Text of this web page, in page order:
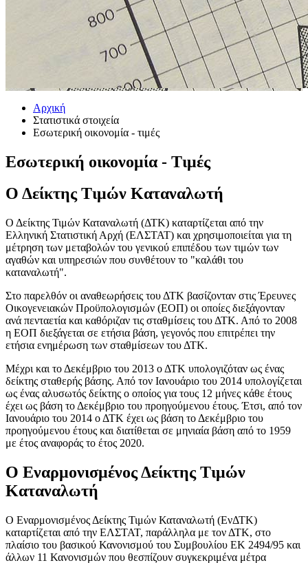
Αρχική
Στατιστικά στοιχεία
Εσωτερική οικονομία - τιμές
Εσωτερική οικονομία - Τιμές
Ο Δείκτης Τιμών Καταναλωτή
Ο Δείκτης Τιμών Καταναλωτή (ΔΤΚ) καταρτίζεται από την
Ελληνική Στατιστική Αρχή (ΕΛΣΤΑΤ) και χρησιμοποιείται για τη
μέτρηση των μεταβολών του γενικού επιπέδου των τιμών των
αγαθών και υπηρεσιών που συνθέτουν το "καλάθι του
καταναλωτή".
Στο παρελθόν οι αναθεωρήσεις του ΔΤΚ βασίζονταν στις Έρευνες
Οικογενειακών Προϋπολογισμών (ΕΟΠ) οι οποίες διεξάγονταν
ανά πενταετία και καθόριζαν τις σταθμίσεις του ΔΤΚ. Από το 2008
η ΕΟΠ διεξάγεται σε ετήσια βάση, γεγονός που επιτρέπει την
ετήσια ενημέρωση των σταθμίσεων του ΔΤΚ.
Μέχρι και το Δεκέμβριο του 2013 ο ΔΤΚ υπολογιζόταν ως ένας
δείκτης σταθερής βάσης. Από τον Ιανουάριο του 2014 υπολογίζεται
ως ένας αλυσωτός δείκτης ο οποίος για τους 12 μήνες κάθε έτους
έχει ως βάση το Δεκέμβριο του προηγούμενου έτους. Έτσι, από τον
Ιανουάριο του 2014 ο ΔΤΚ έχει ως βάση το Δεκέμβριο του
προηγούμενου έτους και διατίθεται σε μηνιαία βάση από το 1959
με έτος αναφοράς το έτος 2020.
Ο Εναρμονισμένος Δείκτης Τιμών
Καταναλωτή
Ο Εναρμονισμένος Δείκτης Τιμών Καταναλωτή (ΕνΔΤΚ)
καταρτίζεται από την ΕΛΣΤΑΤ, παράλληλα με τον ΔΤΚ, στο
πλαίσιο του βασικού Κανονισμού του Συμβουλίου ΕΚ 2494/95 και
άλλων 11 Κανονισμών που θεσπίζουν συγκεκριμένα μέτρα